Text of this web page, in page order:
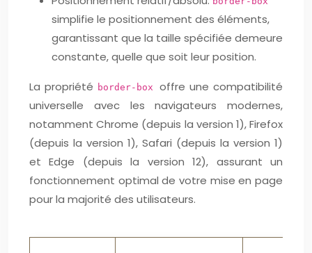
simplifie le positionnement des éléments,
garantissant que la taille spécifiée demeure
constante, quelle que soit leur position.
La propriété border-boxoffre une compatibilité
universelle avec les navigateurs modernes,
notamment Chrome (depuis la version 1), Firefox
(depuis la version 1), Safari (depuis la version 1)
et Edge (depuis la version 12), assurant un
fonctionnement optimal de votre mise en page
pour la majorité des utilisateurs.